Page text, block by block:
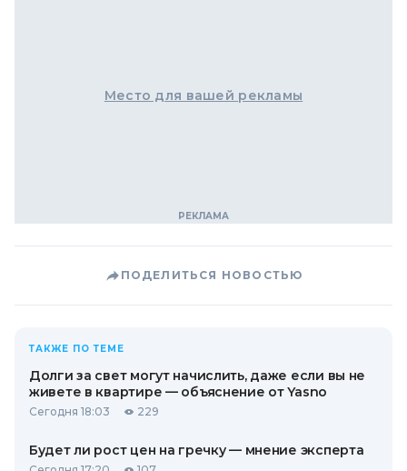
Место для вашей рекламы
ПОДЕЛИТЬСЯ НОВОСТЬЮ
ТАКЖЕ ПО ТЕМЕ
Долги за свет могут начислить, даже если вы не
живете в квартире — объяснение от Yasno
Сегодня 18:03 229
Будет ли рост цен на гречку — мнение эксперта